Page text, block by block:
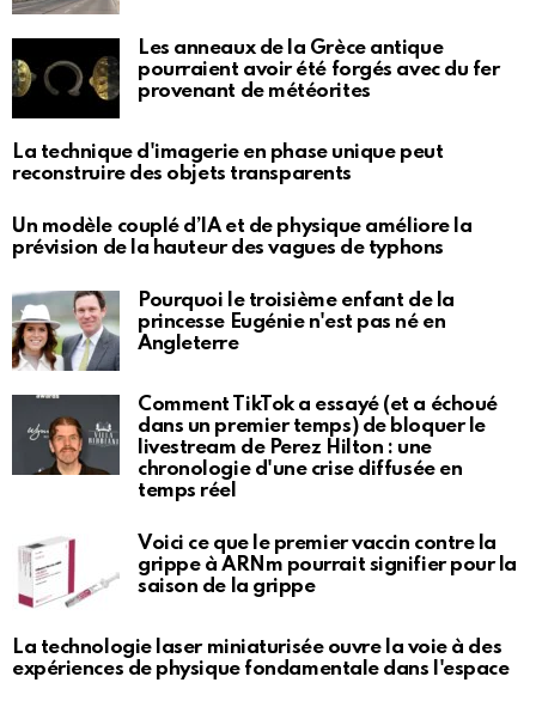
Les anneaux de la Grèce antique
pourraient avoir été forgés avec du fer
provenant de météorites
La technique d'imagerie en phase unique peut
reconstruire des objets transparents
Un modèle couplé d’IA et de physique améliore la
prévision de la hauteur des vagues de typhons
Pourquoi le troisième enfant de la
princesse Eugénie n'est pas né en
Angleterre
Comment TikTok a essayé (et a échoué
dans un premier temps) de bloquer le
livestream de Perez Hilton : une
chronologie d'une crise diffusée en
temps réel
Voici ce que le premier vaccin contre la
grippe à ARNm pourrait signifier pour la
saison de la grippe
La technologie laser miniaturisée ouvre la voie à des
expériences de physique fondamentale dans l'espace